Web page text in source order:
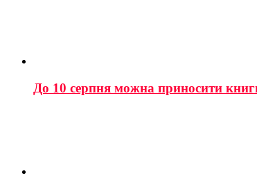
До 10 серпня можна приносити